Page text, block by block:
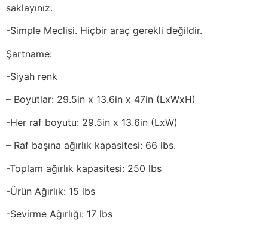
saklayınız.
-Simple Meclisi. Hiçbir araç gerekli değildir.
Şartname:
-Siyah renk
– Boyutlar: 29.5in x 13.6in x 47in (LxWxH)
-Her raf boyutu: 29.5in x 13.6in (LxW)
– Raf başına ağırlık kapasitesi: 66 lbs.
-Toplam ağırlık kapasitesi: 250 lbs
-Ürün Ağırlık: 15 lbs
-Sevirme Ağırlığı: 17 lbs